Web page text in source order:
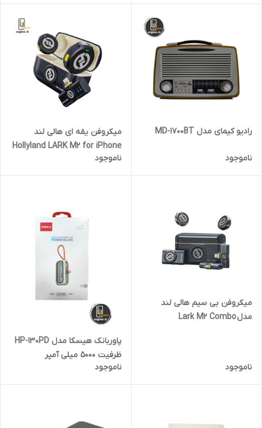
رادیو کیمای مدل MD-1700BT
ناموجود
میکروفن یقه ای هالی لند
Hollyland LARK M2 for iPhone
ناموجود
میکروفن بی سیم هالی لند
مدل Lark M2 Combo
ناموجود
پاوربانک هیسکا مدل HP-130PD
ظرفیت ۵۰۰۰ میلی آمپر
ناموجود